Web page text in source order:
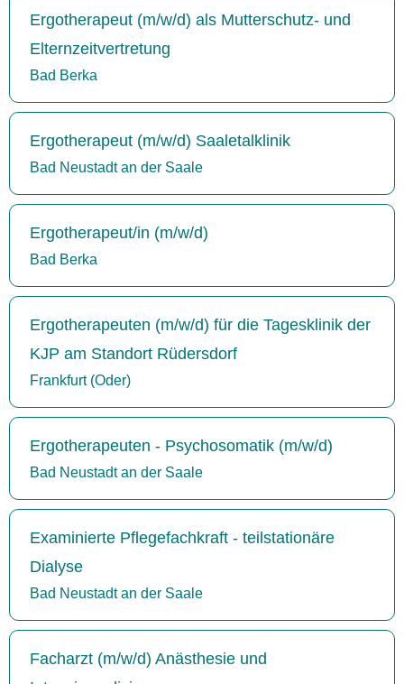
Ergotherapeut (m/w/d) als Mutterschutz- und
Elternzeitvertretung
Bad Berka
Ergotherapeut (m/w/d) Saaletalklinik
Bad Neustadt an der Saale
Ergotherapeut/in (m/w/d)
Bad Berka
Ergotherapeuten (m/w/d) für die Tagesklinik der
KJP am Standort Rüdersdorf
Frankfurt (Oder)
Ergotherapeuten - Psychosomatik (m/w/d)
Bad Neustadt an der Saale
Examinierte Pflegefachkraft - teilstationäre
Dialyse
Bad Neustadt an der Saale
Facharzt (m/w/d) Anästhesie und